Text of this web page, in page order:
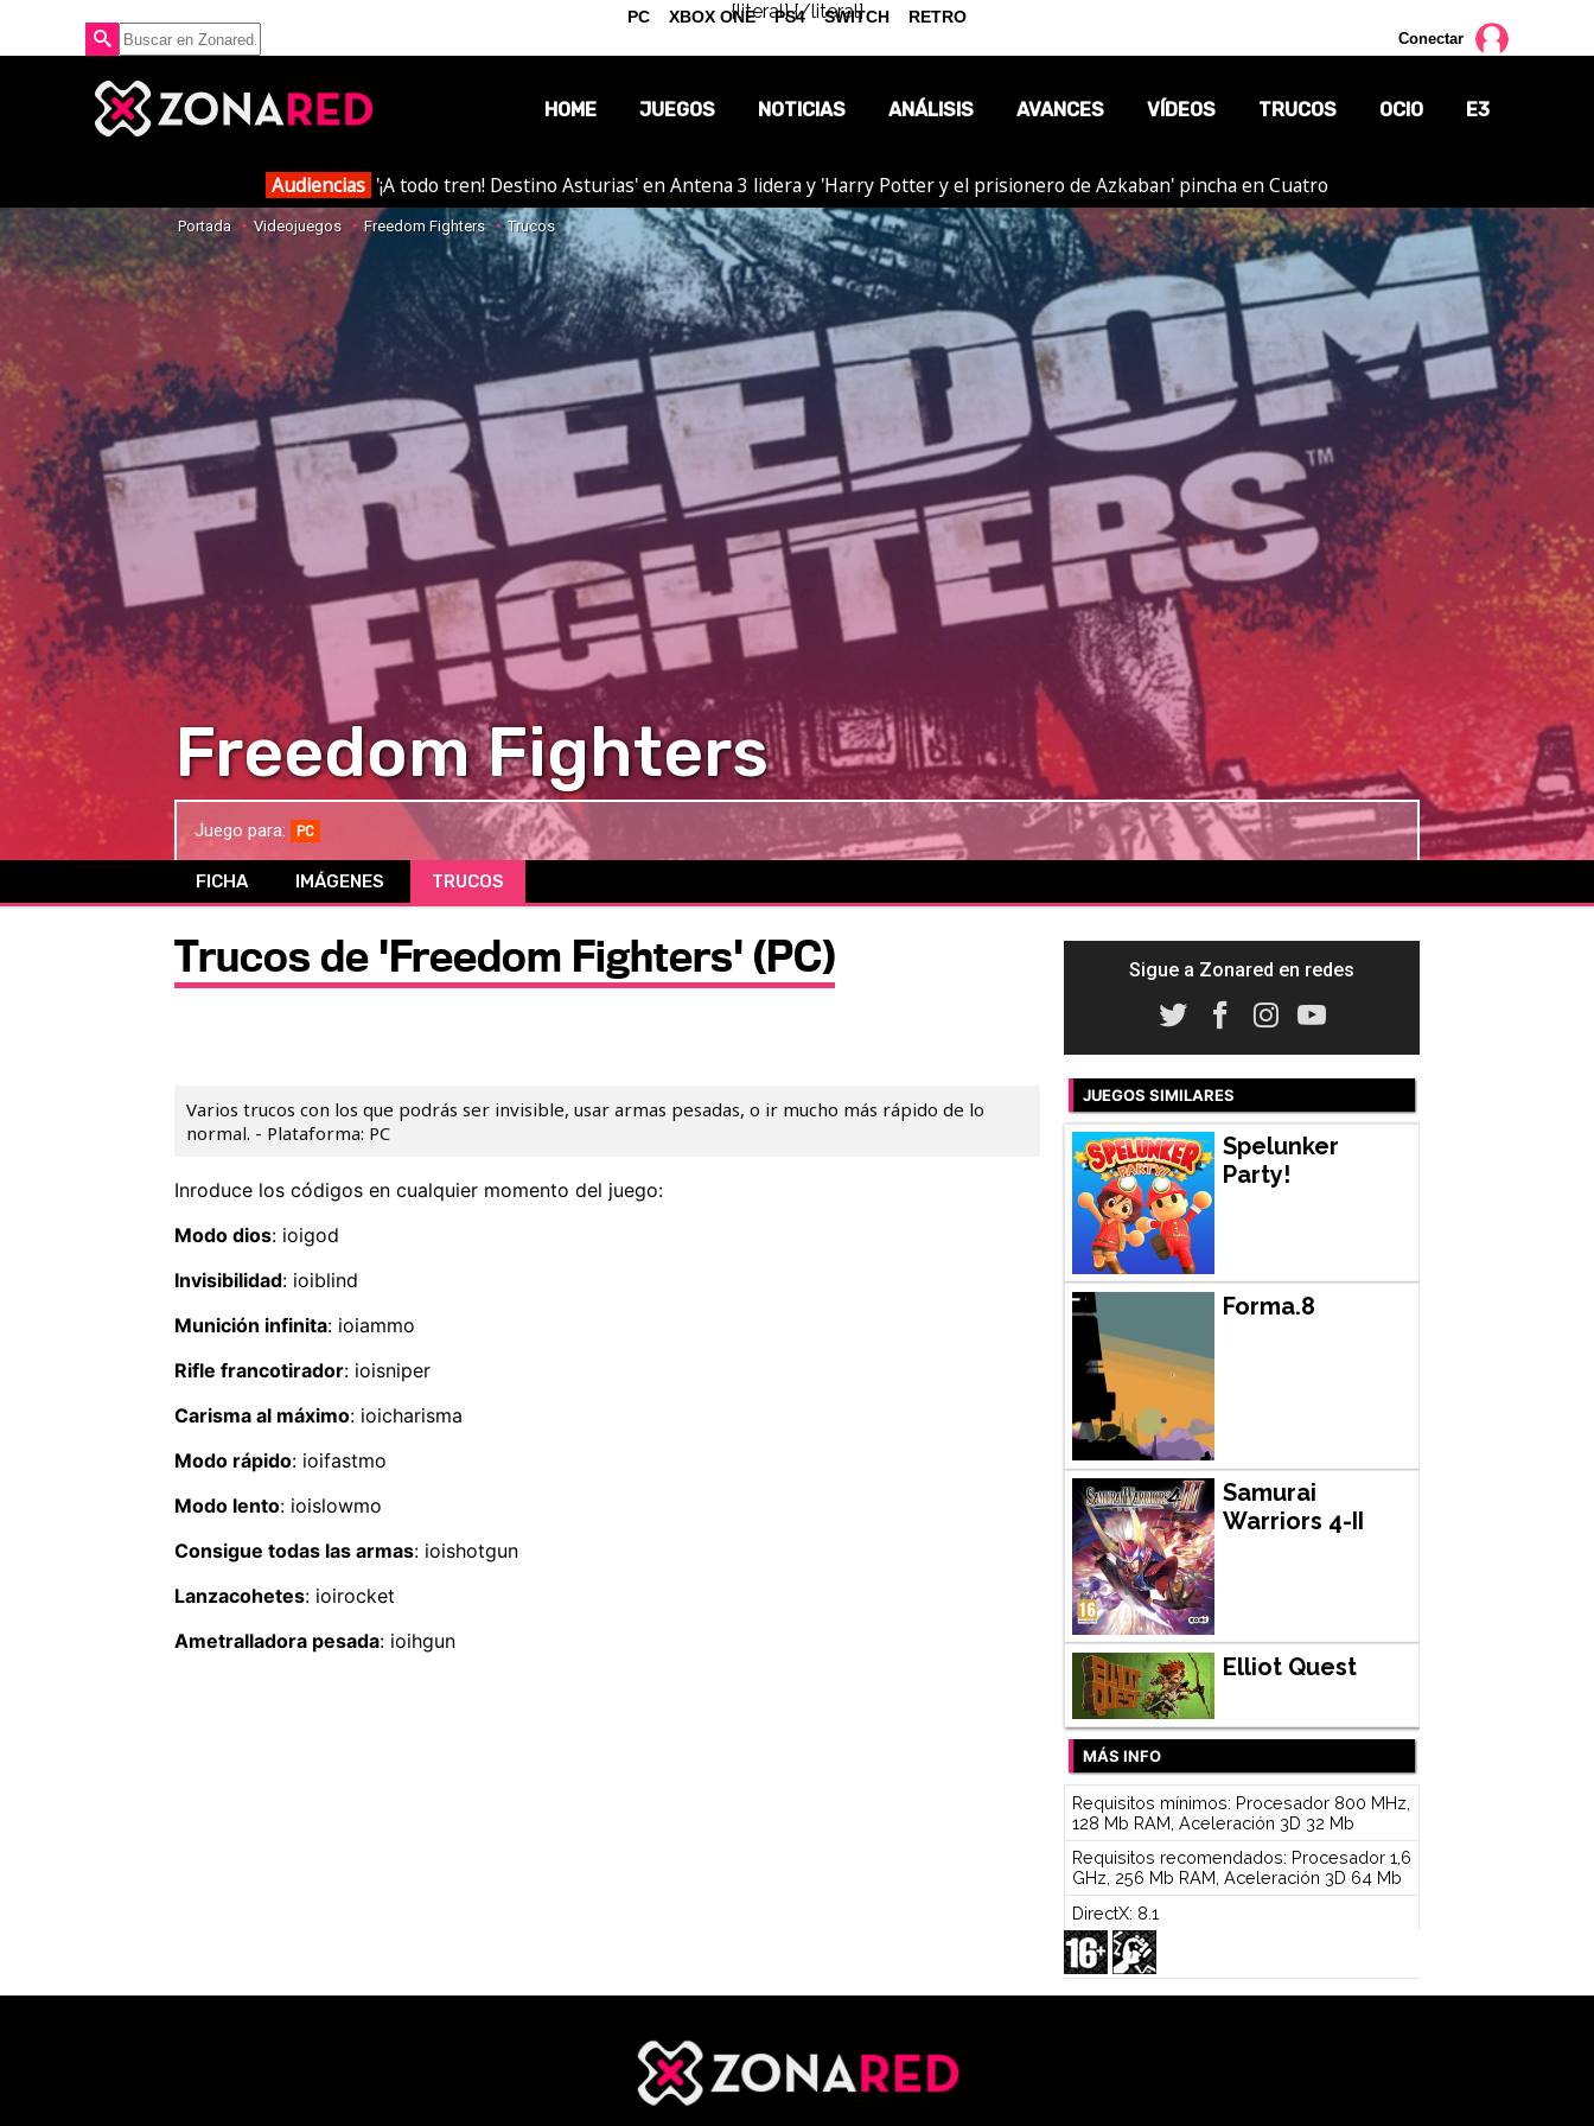
{literal}{/literal}
Conectar
HOME JUEGOS NOTICIAS
OPINIÓN
REPORTAJES
ANÁLISIS AVANCES VÍDEOS TRUCOS OCIO
TV
CÓMICS
MANGA
E3
Audiencias '¡A todo tren! Destino Asturias' en Antena 3 lidera y 'Harry Potter y el prisionero de Azkaban' pincha en Cuatro
Portada Videojuegos Freedom Fighters Trucos
Freedom Fighters
Juego para: PC
FICHA IMÁGENES TRUCOS
Trucos de 'Freedom Fighters' (PC)
Varios trucos con los que podrás ser invisible, usar armas pesadas, o ir mucho más rápido de lo
normal. - Plataforma: PC
Inroduce los códigos en cualquier momento del juego:
Modo dios: ioigod
Invisibilidad: ioiblind
Munición infinita: ioiammo
Rifle francotirador: ioisniper
Carisma al máximo: ioicharisma
Modo rápido: ioifastmo
Modo lento: ioislowmo
Consigue todas las armas: ioishotgun
Lanzacohetes: ioirocket
Ametralladora pesada: ioihgun
Sigue a Zonared en redes
JUEGOS SIMILARES
Spelunker
Party!
Forma.8
Samurai
Warriors 4-II
Elliot Quest
MÁS INFO
Requisitos mínimos: Procesador 800 MHz,
128 Mb RAM, Aceleración 3D 32 Mb
Requisitos recomendados: Procesador 1,6
GHz, 256 Mb RAM, Aceleración 3D 64 Mb
DirectX: 8.1
PC XBOX ONE PS4 SWITCH RETRO